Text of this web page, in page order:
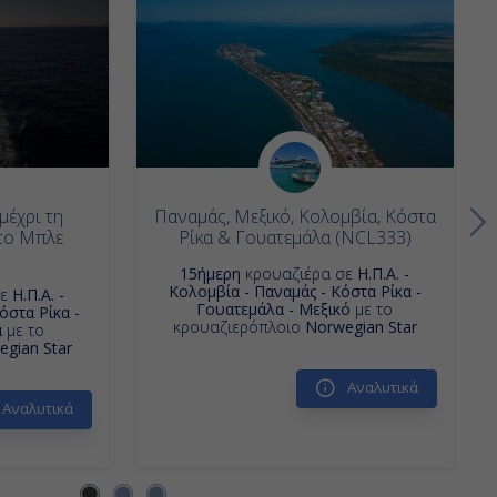
τη
Μπλε
Η.Π.Α. -
Ρίκα -
με το
Star
Παναμάς, Μεξικό, Κολομβία, Κόστα
Ρίκα & Γουατεμάλα (NCL333)
15ήμερη κρουαζιέρα σε Η.Π.Α. -
Κολομβία - Παναμάς - Κόστα Ρίκα -
Γουατεμάλα - Μεξικό με το
κρουαζιερόπλοιο Norwegian Star
Αναλυτικά